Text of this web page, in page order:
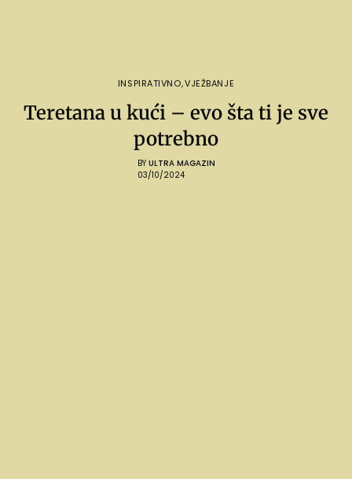
INSPIRATIVNO,VJEŽBANJE
Teretana u kući – evo šta ti je sve
potrebno
BY ULTRA MAGAZIN
03/10/2024